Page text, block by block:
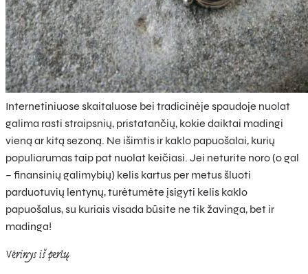
Internetiniuose skaitaluose bei tradicinėje spaudoje nuolat
galima rasti straipsnių, pristatančių, kokie daiktai madingi
vieną ar kitą sezoną. Ne išimtis ir kaklo papuošalai, kurių
populiarumas taip pat nuolat keičiasi. Jei neturite noro (o gal
– finansinių galimybių) kelis kartus per metus šluoti
parduotuvių lentynų, turėtumėte įsigyti kelis kaklo
papuošalus, su kuriais visada būsite ne tik žavinga, bet ir
madinga!
Vėrinys iš perlų